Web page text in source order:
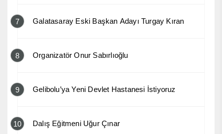
7 Galatasaray Eski Başkan Adayı Turgay Kıran
8 Organizatör Onur Sabırlıoğlu
9 Gelibolu’ya Yeni Devlet Hastanesi İstiyoruz
10 Dalış Eğitmeni Uğur Çınar